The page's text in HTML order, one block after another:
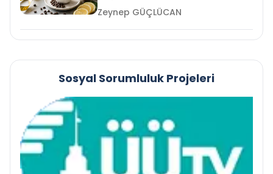
Zeynep GÜÇLÜCAN
Sosyal Sorumluluk Projeleri